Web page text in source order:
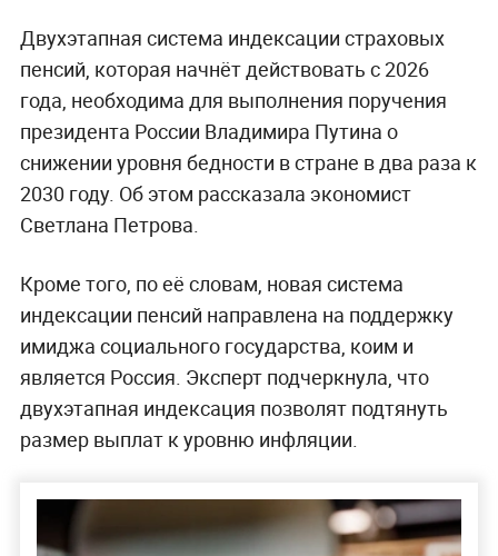
Двухэтапная система индексации страховых
пенсий, которая начнёт действовать с 2026
года, необходима для выполнения поручения
президента России Владимира Путина о
снижении уровня бедности в стране в два раза к
2030 году. Об этом рассказала экономист
Светлана Петрова.
Кроме того, по её словам, новая система
индексации пенсий направлена на поддержку
имиджа социального государства, коим и
является Россия. Эксперт подчеркнула, что
двухэтапная индексация позволят подтянуть
размер выплат к уровню инфляции.